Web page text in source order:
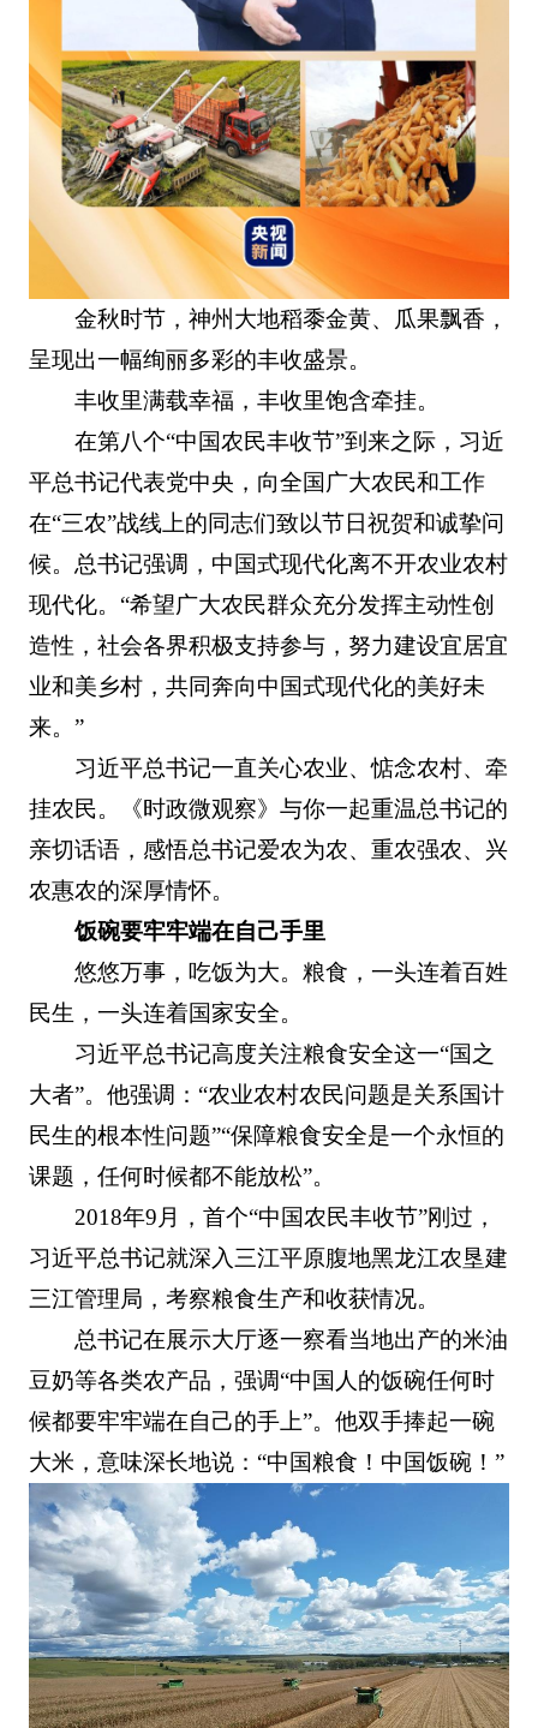
金秋时节，神州大地稻黍金黄、瓜果飘香，
呈现出一幅绚丽多彩的丰收盛景。
丰收里满载幸福，丰收里饱含牵挂。
在第八个“中国农民丰收节”到来之际，习近
平总书记代表党中央，向全国广大农民和工作
在“三农”战线上的同志们致以节日祝贺和诚挚问
候。总书记强调，中国式现代化离不开农业农村
现代化。“希望广大农民群众充分发挥主动性创
造性，社会各界积极支持参与，努力建设宜居宜
业和美乡村，共同奔向中国式现代化的美好未
来。”
习近平总书记一直关心农业、惦念农村、牵
挂农民。《时政微观察》与你一起重温总书记的
亲切话语，感悟总书记爱农为农、重农强农、兴
农惠农的深厚情怀。
饭碗要牢牢端在自己手里
悠悠万事，吃饭为大。粮食，一头连着百姓
民生，一头连着国家安全。
习近平总书记高度关注粮食安全这一“国之
大者”。他强调：“农业农村农民问题是关系国计
民生的根本性问题”“保障粮食安全是一个永恒的
课题，任何时候都不能放松”。
2018年9月，首个“中国农民丰收节”刚过，
习近平总书记就深入三江平原腹地黑龙江农垦建
三江管理局，考察粮食生产和收获情况。
总书记在展示大厅逐一察看当地出产的米油
豆奶等各类农产品，强调“中国人的饭碗任何时
候都要牢牢端在自己的手上”。他双手捧起一碗
大米，意味深长地说：“中国粮食！中国饭碗！”